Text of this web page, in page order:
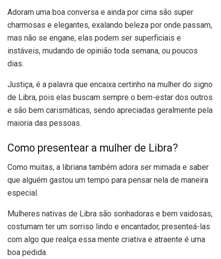
Adoram uma boa conversa e ainda por cima são super
charmosas e elegantes, exalando beleza por onde passam,
mas não se engane, elas podem ser superficiais e
instáveis, mudando de opinião toda semana, ou poucos
dias.
Justiça, é a palavra que encaixa certinho na mulher do signo
de Libra, pois elas buscam sempre o bem-estar dos outros
e são bem carismáticas, sendo apreciadas geralmente pela
maioria das pessoas.
Como presentear a mulher de Libra?
Como muitas, a libriana também adora ser mimada e saber
que alguém gastou um tempo para pensar nela de maneira
especial.
Mulheres nativas de Libra são sonhadoras e bem vaidosas,
costumam ter um sorriso lindo e encantador, presenteá-las
com algo que realça essa mente criativa e atraente é uma
boa pedida.